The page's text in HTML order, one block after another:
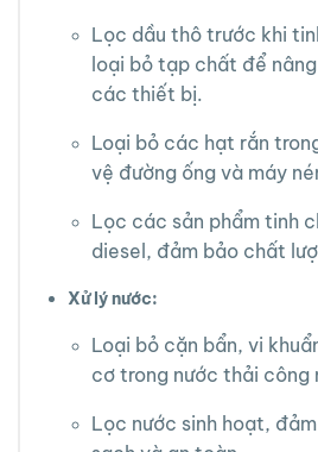
Lọc dầu thô trước khi
loại bỏ tạp chất để
các thiết bị.
Loại bỏ các hạt rắn
vệ đường ống và máy
Lọc các sản phẩm tinh
diesel, đảm bảo chất
Xử lý nước:
Loại bỏ cặn bẩn, vi
cơ trong nước thải công
Lọc nước sinh hoạt,